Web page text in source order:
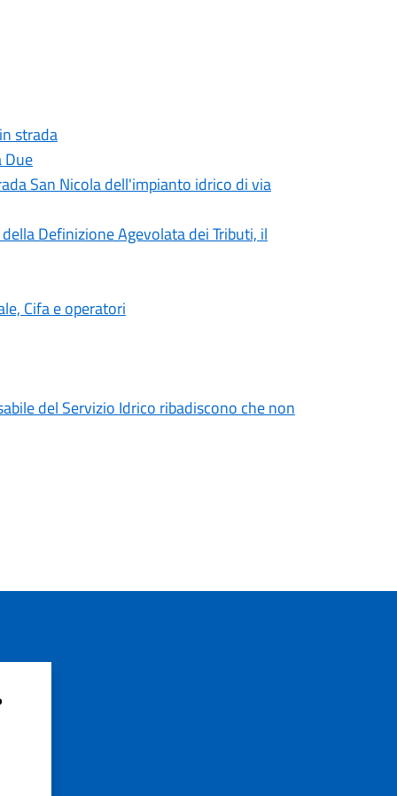
strada
Due
San Nicola dell'impianto idrico di via
Definizione Agevolata dei Tributi, il
Cifa e operatori
del Servizio Idrico ribadiscono che non